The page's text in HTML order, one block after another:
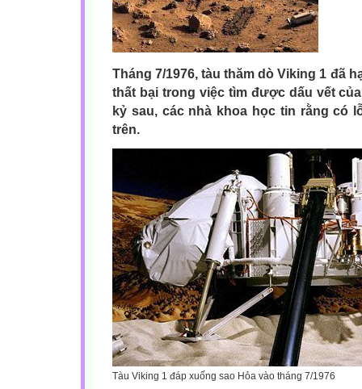
Tháng 7/1976, tàu thăm dò Viking 1 đã
thất bại trong việc tìm được dấu vết
kỷ sau, các nhà khoa học tin rằng có
trên.
Tàu Viking 1 đáp xuống sao Hỏa vào tháng 7/1976